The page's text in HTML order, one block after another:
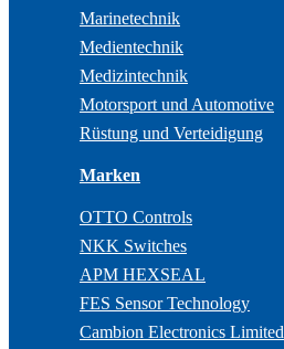
Marinetechnik
Medientechnik
Medizintechnik
Motorsport und Automotive
Rüstung und Verteidigung
Marken
OTTO Controls
NKK Switches
APM HEXSEAL
FES Sensor Technology
Cambion Electronics Limited